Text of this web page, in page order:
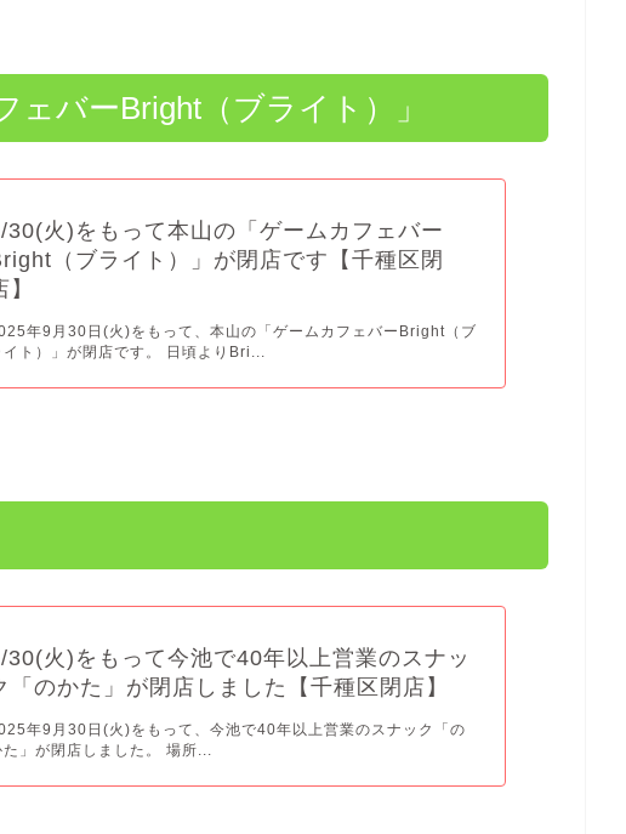
ェバーBright（ブライト）」
30(火)をもって本山の「ゲームカフェバー
（ブライト）」が閉店です【千種区閉
】
年9月30日(火)をもって、本山の「ゲームカフェバーBright（ブ
イト）」が閉店です。 日頃よりBri...
30(火)をもって今池で40年以上営業のスナッ
「のかた」が閉店しました【千種区閉店】
年9月30日(火)をもって、今池で40年以上営業のスナック「の
た」が閉店しました。 場所...